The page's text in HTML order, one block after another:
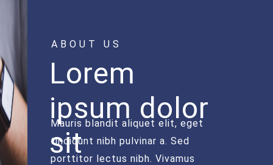
ABOUT US
Lorem
ipsum dolor
sit
Mauris blandit aliquet elit, eget
tincidunt nibh pulvinar a. Sed
porttitor lectus nibh. Vivamus